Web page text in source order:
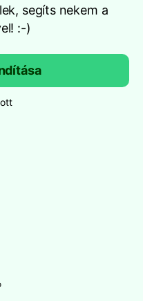
segíts nekem a
:-)